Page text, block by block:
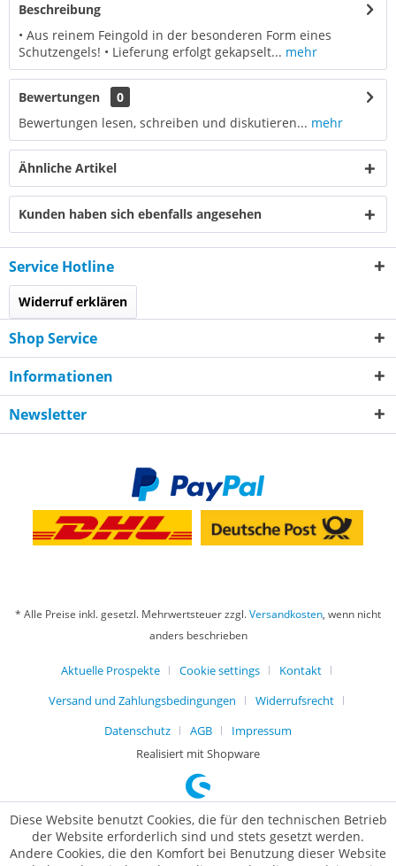
Beschreibung
• Aus reinem Feingold in der besonderen Form eines
Schutzengels! • Lieferung erfolgt gekapselt... mehr
Bewertungen
0
Bewertungen lesen, schreiben und diskutieren... mehr
Ähnliche Artikel
Kunden haben sich ebenfalls angesehen
Service Hotline
Widerruf erklären
Shop Service
Informationen
Newsletter
* Alle Preise inkl. gesetzl. Mehrwertsteuer zzgl.Versandkosten, wenn nicht
anders beschrieben
Aktuelle Prospekte Cookie settings
Kontakt
Versand und Zahlungsbedingungen
Widerrufsrecht
Datenschutz
AGB
Impressum
Realisiert mit Shopware
Diese Website benutzt Cookies, die für den technischen Betrieb
der Website erforderlich sind und stets gesetzt werden.
Andere Cookies, die den Komfort bei Benutzung dieser Website